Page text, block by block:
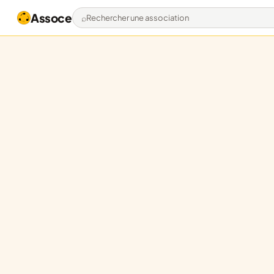
Assoce Rechercher une association